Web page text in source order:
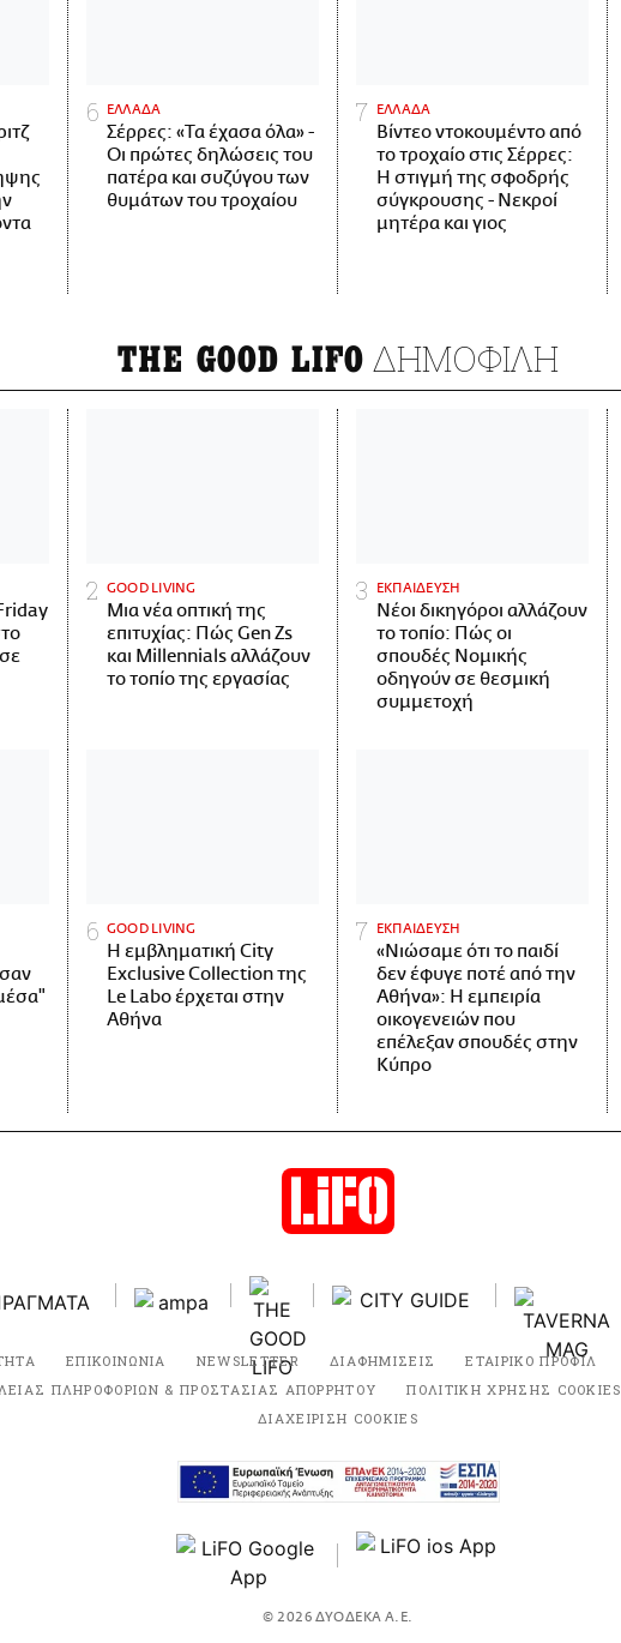
ΕΛΛΑΔΑ
Σέρρες: «Τα έχασα όλα» -
Οι πρώτες δηλώσεις του
πατέρα και συζύγου των
θυμάτων του τροχαίου
ΕΛΛΑΔΑ
Βίντεο ντοκουμέντο από
το τροχαίο στις Σέρρες:
Η στιγμή της σφοδρής
σύγκρουσης - Νεκροί
μητέρα και γιος
THE GOOD LIFO ΔΗΜΟΦΙΛΗ
GOOD LIVING
Μια νέα οπτική της
επιτυχίας: Πώς Gen Zs
και Millennials αλλάζουν
το τοπίο της εργασίας
ΕΚΠΑΙΔΕΥΣΗ
Νέοι δικηγόροι αλλάζουν
το τοπίο: Πώς οι
σπουδές Νομικής
οδηγούν σε θεσμική
συμμετοχή
GOOD LIVING
Η εμβληματική City
Exclusive Collection της
Le Labo έρχεται στην
Αθήνα
ΕΚΠΑΙΔΕΥΣΗ
«Νιώσαμε ότι το παιδί
δεν έφυγε ποτέ από την
Αθήνα»: Η εμπειρία
οικογενειών που
επέλεξαν σπουδές στην
Κύπρο
ΕΠΙΚΟΙΝΩΝΙΑ NEWSLETTER ΔΙΑΦΗΜΙΣΕΙΣ ΕΤΑΙΡΙΚΟ ΠΡΟΦΙΛ
ΠΛΗΡΟΦΟΡΙΩΝ & ΠΡΟΣΤΑΣΙΑΣ ΑΠΟΡΡΗΤΟΥ
ΠΟΛΙΤΙΚΗ ΧΡΗΣΗΣ COOKIES
ΔΙΑΧΕΙΡΙΣΗ COOKIES
© 2026 ΔΥΟΔΕΚΑ Α.Ε.